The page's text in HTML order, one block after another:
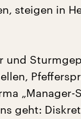
steigen in
und
„Manager-
geht: